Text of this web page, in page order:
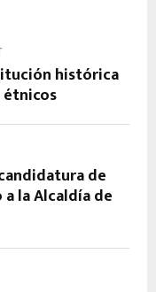
histórica
de
la Alcaldía de